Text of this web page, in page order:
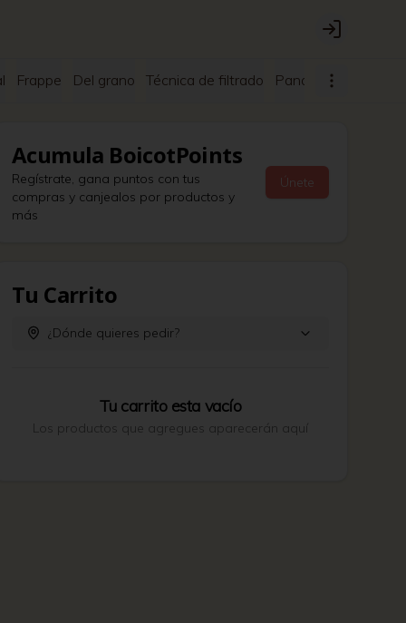
Login
Frappe Del grano Técnica de filtrado Panadería
Acumula BoicotPoints
Regístrate, gana puntos con tus
compras y canjealos por productos y
más
Únete
Tu Carrito
¿Dónde quieres pedir?
Tu carrito esta vacío
Los productos que agregues aparecerán aquí